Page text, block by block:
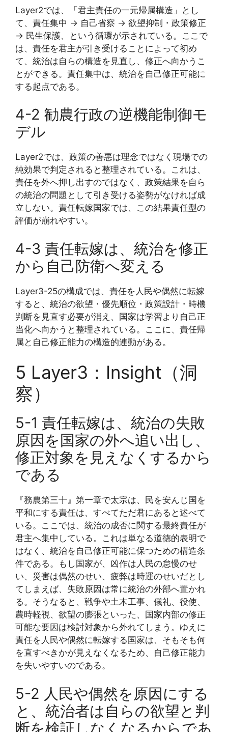
Layer2では、「君主責任の一元帰属構造」とし
て、責任集中 → 自己省察 → 欲望抑制・政策修正
→ 民生保護、という循環が示されている。ここで
は、責任を君主が引き受けることによって初め
て、統治は自らの構造を見直し、修正へ向かうこ
とができる。責任集中は、統治を自己修正可能に
する起点である。
4-2 勧農行政の逆機能制御モ
デル
Layer2では、政策の善悪は理念ではなく現場での
純効果で判定されると整理されている。これは、
責任を外へ押し出すのではなく、政策結果を自ら
の統治の問題として引き受ける姿勢がなければ成
立しない。責任転嫁国家では、この結果責任型の
評価が崩れやすい。
4-3 責任転嫁は、統治を修正
から自己防衛へ変える
Layer3-25の構成では、責任を人民や偶然に転嫁
すると、統治の欲望・優先順位・政策設計・時機
判断を見直す必要が消え、国家は学習より自己正
当化へ向かうと整理されている。ここに、責任帰
属と自己修正能力の構造的連動がある。
5 Layer3：Insight（洞
察）
5-1 責任転嫁は、統治の失敗
原因を国家の外へ追い出し、
修正対象を見えなくするから
である
『務農第三十』第一章で太宗は、民を安んじ国を
平和にする責任は、すべてただ君にあると述べて
いる。ここでは、統治の成否に関する最終責任が
君主へ集中している。これは単なる道徳的表明で
はなく、統治を自己修正可能に保つための構造条
件である。もし国家が、凶作は人民の怠慢のせ
い、災害は偶然のせい、疲弊は時運のせいだとし
てしまえば、失敗原因は常に統治の外部へ置かれ
る。そうなると、戦争や土木工事、儀礼、役使、
農時軽視、欲望の膨張といった、国家内部の修正
可能な要因は検討対象から外れてしまう。ゆえに
責任を人民や偶然に転嫁する国家は、そもそも何
を直すべきかが見えなくなるため、自己修正能力
を失いやすいのである。
5-2 人民や偶然を原因にする
と、統治者は自らの欲望と判
断を検証しなくなるからであ